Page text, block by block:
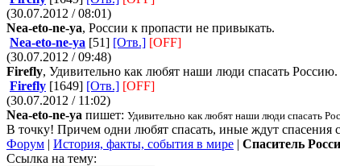
(30.07.2012 / 08:01)
Nea-eto-ne-ya, России к пропасти не привыкать.
Nea-eto-ne-ya [51] [Отв.] [OFF]
(30.07.2012 / 09:48)
Firefly, Удивительно как любят наши люди спасать
Firefly [1649] [Отв.] [OFF]
(30.07.2012 / 11:02)
Nea-eto-ne-ya пишет: Удивительно как любят наши люди спасать
В точку! Причем одни любят спасать, иные ждут спасения
Форум | История, факты, события в мире | Спаситель
Ссылка на тему: